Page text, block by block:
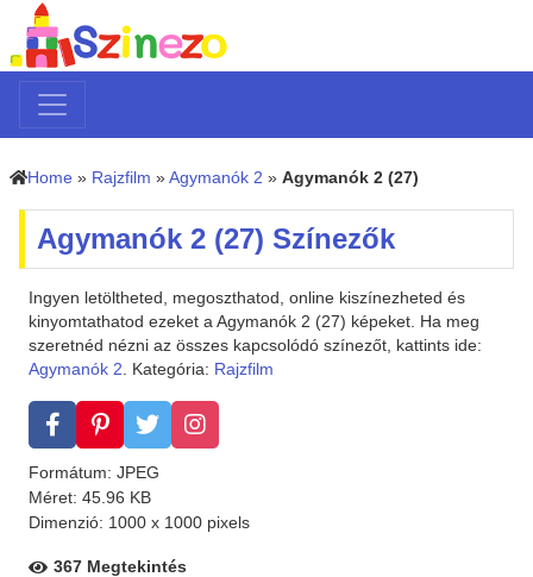
Home » Rajzfilm » Agymanók 2 » Agymanók 2 (27)
Agymanók 2 (27) Színezők
Ingyen letöltheted, megoszthatod, online kiszínezheted és
kinyomtathatod ezeket a Agymanók 2 (27) képeket. Ha meg
szeretnéd nézni az összes kapcsolódó színezőt, kattints ide:
Agymanók 2. Kategória: Rajzfilm
Formátum: JPEG
Méret: 45.96 KB
Dimenzió: 1000 x 1000 pixels
367 Megtekintés